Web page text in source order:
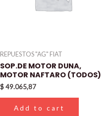
REPUESTOS "AG" FIAT
SOP.DE MOTOR DUNA,
MOTOR NAFTARO (TODOS)
$49.065,87
Add to cart